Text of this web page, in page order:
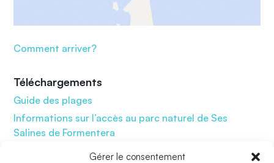
Gérer le consentement
Comment arriver?
Téléchargements
Guide des plages
Informations sur l’accès au parc naturel de Ses
Salines de Formentera